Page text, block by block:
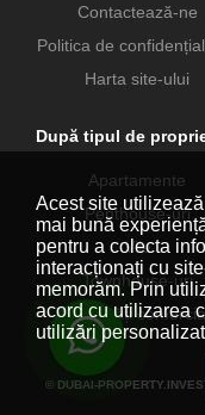
Contactează-ne
Politica de
Harta site-ului
După tipul de
Apartamente
Penthouse-uri
Vile
Townhouse-uri
Proprietăți
© DUBAI-
Acest site
mai bună
pentru a colecta
interacționați cu
memorăm. Prin
acord cu utilizarea
utilizări